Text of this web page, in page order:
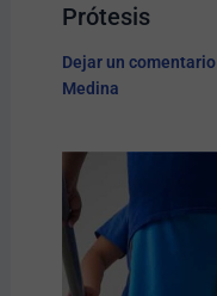
Prótesis​
Dejar un comentario
Medina